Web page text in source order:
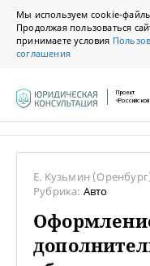
Мы используем cookie-
Продолжая пользоваться
принимаете условия
соглашения
Проект
Е. Кузьмин
Рубрика: Авто